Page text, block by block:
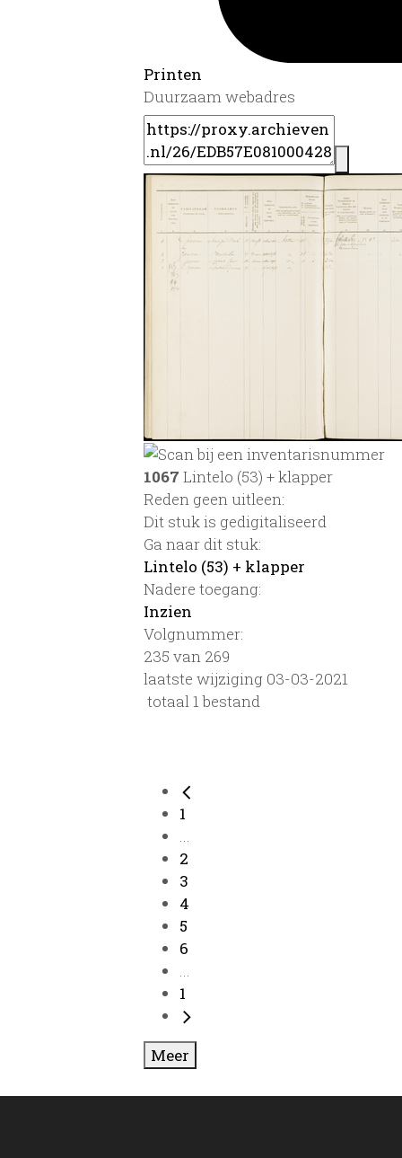
Printen
Duurzaam webadres
1067 Lintelo (53) + klapper
Reden geen uitleen:
Dit stuk is gedigitaliseerd
Ga naar dit stuk:
Lintelo (53) + klapper
Nadere toegang:
Inzien
Volgnummer:
235 van 269
laatste wijziging 03-03-2021
totaal 1 bestand
1
...
2
3
4
5
6
...
1
Meer